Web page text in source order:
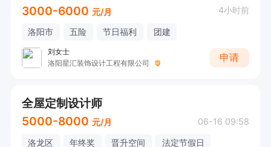
3000-6000 元/月 4小时前
洛阳市 五险 节日福利 团建
刘女士
洛阳星汇装饰设计工程有限公司
申请
全屋定制设计师
5000-8000 元/月 06-16 09:58
洛龙区 年终奖 晋升空间 法定节假日